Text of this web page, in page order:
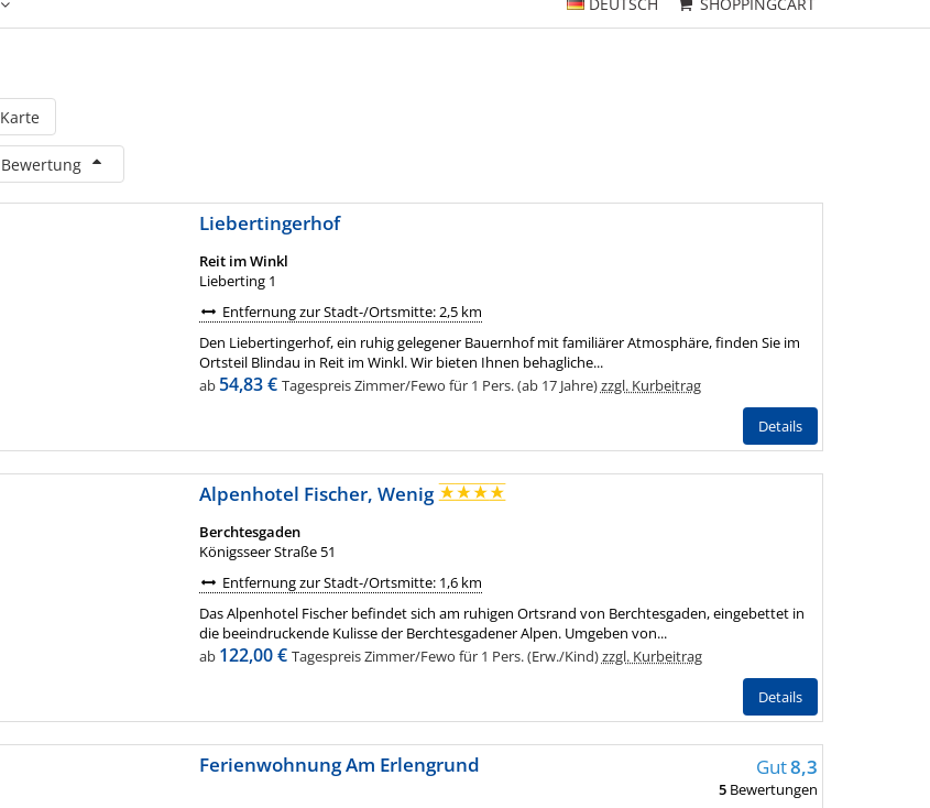
Karte
Bewertung
Liebertingerhof
Reit im Winkl
Lieberting 1
Entfernung zur Stadt-/Ortsmitte: 2,5 km
Den Liebertingerhof, ein ruhig gelegener Bauernhof mit familiärer Atmosphäre, finden Sie im
Ortsteil Blindau in Reit im Winkl. Wir bieten Ihnen behagliche...
ab54,83 € Tagespreis Zimmer/Fewo für 1 Pers. (ab 17 Jahre)zzgl. Kurbeitrag
Details
Alpenhotel Fischer, Wenig
Berchtesgaden
Königsseer Straße 51
Entfernung zur Stadt-/Ortsmitte: 1,6 km
Das Alpenhotel Fischer befindet sich am ruhigen Ortsrand von Berchtesgaden, eingebettet in
die beeindruckende Kulisse der Berchtesgadener Alpen. Umgeben von...
ab 122,00 € Tagespreis Zimmer/Fewo für 1 Pers. (Erw./Kind)zzgl. Kurbeitrag
Details
Ferienwohnung Am Erlengrund Gut8,3
5 Bewertungen